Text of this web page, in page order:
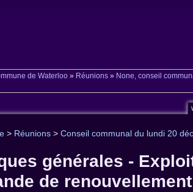
de Waterloo » Réunions » None, conseil
> Réunions >Conseil communal du lundi 20
générales -
de